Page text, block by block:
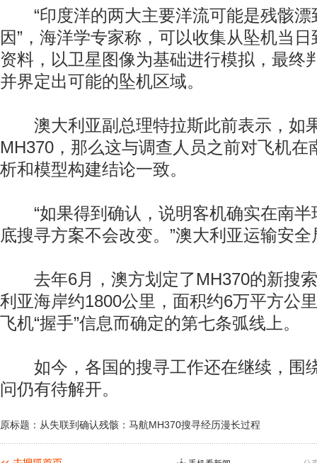
“印度洋的两大主要洋流可能是残骸漂
因”，海洋学专家称，可以收集从坠机当
资料，以卫星图像为基础进行模拟，最终
并界定出可能的坠机区域。
澳大利亚副总理特拉斯此前表示，如
MH370，那么这与调查人员之前对飞机在
析和模型构建结论一致。
“如果得到确认，说明客机确实在南半
底搜寻方案不会改变。”澳大利亚运输安
去年6月，澳方划定了MH370的新搜索
利亚海岸约1800公里，面积约6万平方公
飞机“握手”信息而确定的第七条弧线上。
如今，各国的搜寻工作还在继续，围
问仍有待解开。
原标题：从失联到确认残骸：马航MH370搜寻经历漫长过程